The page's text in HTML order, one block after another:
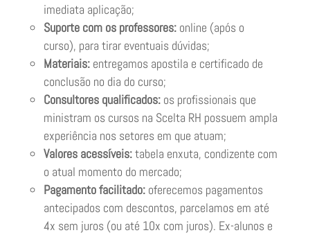
imediata aplicação;
Suporte com os professores:online (após o
curso), para tirar eventuais dúvidas;
Materiais:entregamos apostila e certificado de
conclusão no dia do curso;
Consultores qualificados:os profissionais que
ministram os cursos na Scelta RH possuem ampla
experiência nos setores em que atuam;
Valores acessíveis:tabela enxuta, condizente com
o atual momento do mercado;
Pagamento facilitado:oferecemos pagamentos
antecipados com descontos, parcelamos em até
4x sem juros (ou até 10x com juros). Ex-alunos e